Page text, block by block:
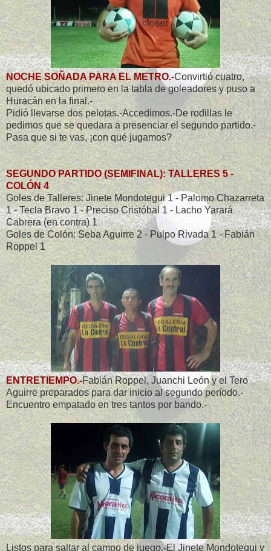
NOCHE SOÑADA PARA EL METRO.-Convirtió cuatro,
quedó ubicado primero en la tabla de goleadores y puso a
Huracán en la final.-
Pidió llevarse dos pelotas.-Accedimos.-De rodillas le
pedimos que se quedara a presenciar el segundo partido.-
Pasa que si te vas, ¡con qué jugamos?
SEGUNDO PARTIDO (SEMIFINAL): TALLERES 5 -
COLÓN 4
Goles de Talleres: Jinete Mondotegui 1 - Palomo Chazarreta
1 - Tecla Bravo 1 - Preciso Cristóbal 1 - Lacho Yarará
Cabrera (en contra) 1
Goles de Colón: Seba Aguirre 2 - Pulpo Rivada 1 - Fabián
Roppel 1
ENTRETIEMPO.-Fabián Roppel, Juanchi León y el Tero
Aguirre preparados para dar inicio al segundo período.-
Encuentro empatado en tres tantos por bando.-
Listos para saltar al campo de juego.-El Jinete Mondotegui y